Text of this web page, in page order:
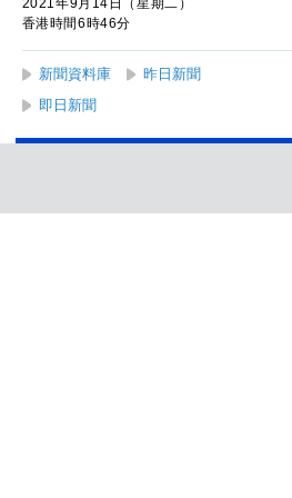
2021年9月14日（星期二）
香港時間6時46分
新聞資料庫 昨日新聞
即日新聞